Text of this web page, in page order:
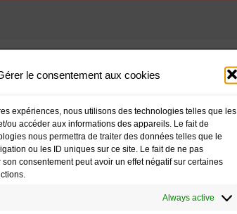
le consentement aux cookies
expériences, nous utilisons des technologies telles que les
ou accéder aux informations des appareils. Le fait de
nous permettra de traiter des données telles que le
ou les ID uniques sur ce site. Le fait de ne pas
consentement peut avoir un effet négatif sur certaines
Always active
of
Navigation